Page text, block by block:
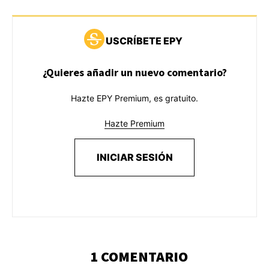
USCRÍBETE EPY
¿Quieres añadir un nuevo comentario?
Hazte EPY Premium, es gratuito.
Hazte Premium
INICIAR SESIÓN
1 COMENTARIO